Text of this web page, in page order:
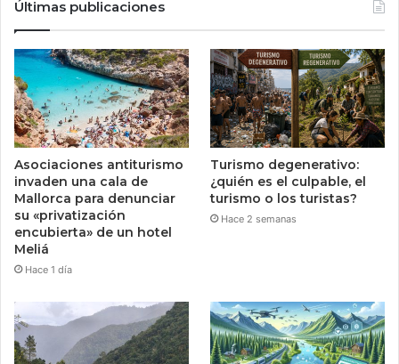
Últimas publicaciones
Asociaciones antiturismo
invaden una cala de
Mallorca para denunciar
su «privatización
encubierta» de un hotel
Meliá
Hace 1 día
Turismo degenerativo:
¿quién es el culpable, el
turismo o los turistas?
Hace 2 semanas